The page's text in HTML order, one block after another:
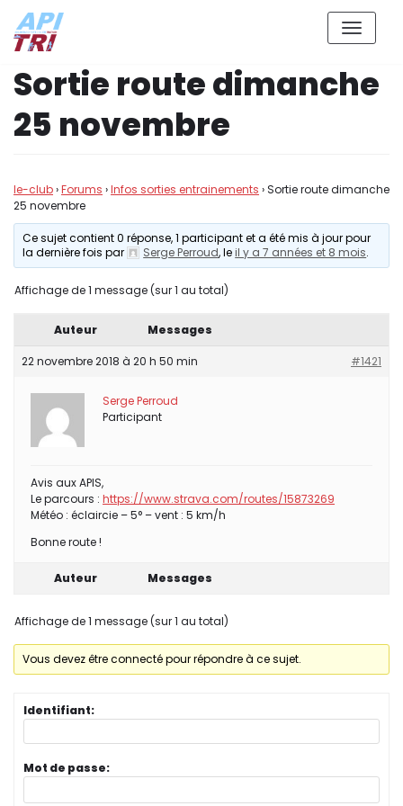
Aller
au
contenu
Sortie route dimanche
25 novembre
le-club›Forums ›Infos sorties entrainements ›Sortie route dimanche
25 novembre
Ce sujet contient 0 réponse, 1 participant et a été mis à jour pour
la dernière fois par
Serge Perroud, leil y a 7 années et 8 mois.
Affichage de 1 message (sur 1 au total)
Auteur Messages
22 novembre 2018 à 20 h 50 min #1421
Serge Perroud
Participant
Avis aux APIS,
Le parcours : https://www.strava.com/routes/15873269
Météo : éclaircie – 5° – vent : 5 km/h
Bonne route !
Auteur Messages
Affichage de 1 message (sur 1 au total)
Vous devez être connecté pour répondre à ce sujet.
Identifiant:
Mot de passe: